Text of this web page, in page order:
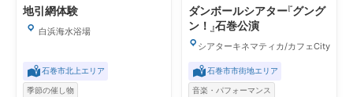
地引網体験
白浜海水浴場
石巻市北上エリア
季節の催し物
ダンボールシアター『グング
ン！』石巻公演
シアターキネマティカ/カフェCity
石巻市市街地エリア
音楽・パフォーマンス